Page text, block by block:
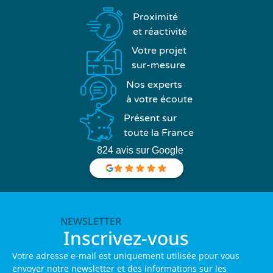
Proximité
et réactivité
Votre projet
sur-mesure
Nos experts
à votre écoute
Présent sur
toute la France
824 avis sur Google
NEWSLETTER
Inscrivez-vous
Votre adresse e-mail est uniquement utilisée pour vous
envoyer notre newsletter et des informations sur les